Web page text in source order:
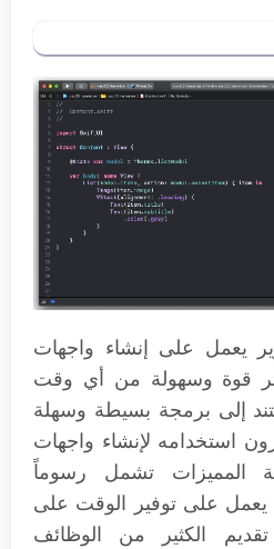
يعمل على إنشاء واجهات
قوة وسهولة من أي وقت
إلى برمجة بسيطة وسهلة
استخدامه لإنشاء واجهات
المميزات تشمل رسوماً
على توفير الوقت على
الكثير من الوظائف